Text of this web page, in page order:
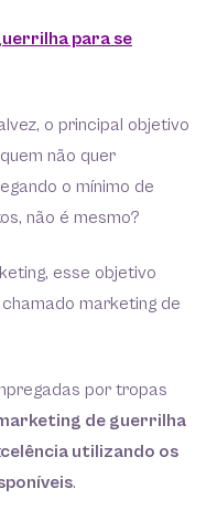
para se
o principal objetivo
não quer
o mínimo de
não é mesmo?
esse objetivo
marketing de
por tropas
de guerrilha
utilizando os
.